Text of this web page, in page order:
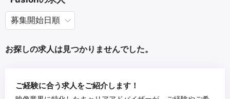
お探しの求人は見つかりませんでした。
ご経験に合う求人をご紹介します！